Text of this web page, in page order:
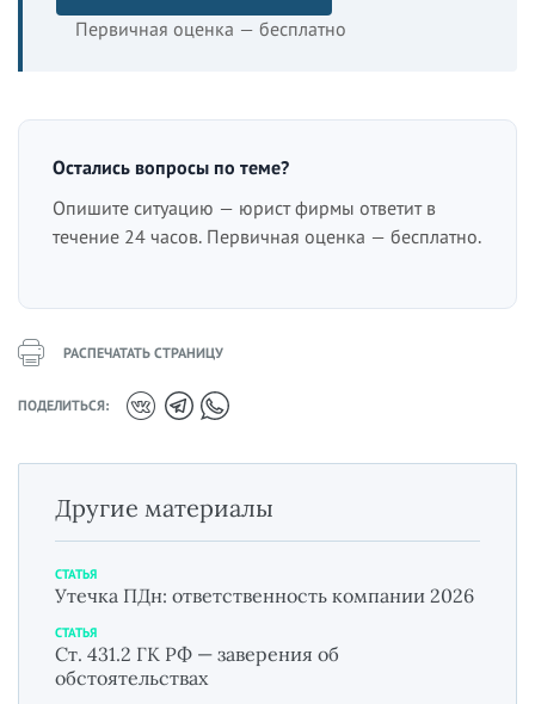
Первичная оценка — бесплатно
Остались вопросы по теме?
Опишите ситуацию — юрист фирмы ответит в
течение 24 часов. Первичная оценка — бесплатно.
РАСПЕЧАТАТЬ СТРАНИЦУ
ПОДЕЛИТЬСЯ:
Другие материалы
СТАТЬЯ
Утечка ПДн: ответственность компании 2026
СТАТЬЯ
Ст. 431.2 ГК РФ — заверения об
обстоятельствах